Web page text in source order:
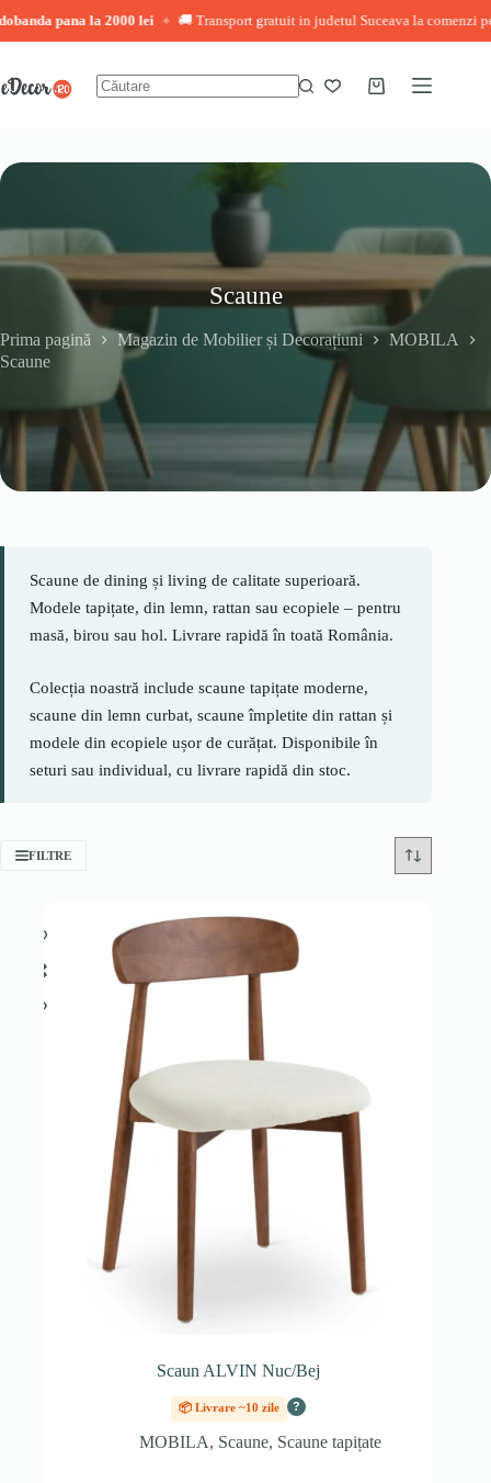
la 2000 lei ◆ 🚚 Transport gratuit in judetul Suceava la comenzi peste
conținut
Coș
Scaune
Prima pagină Magazin de Mobilier și Decorațiuni
MOBILA
Scaune
Scaune de dining și living de calitate superioară.
Modele tapițate, din lemn, rattan sau ecopiele – pentru
masă, birou sau hol. Livrare rapidă în toată România.
Colecția noastră include scaune tapițate moderne,
scaune din lemn curbat, scaune împletite din rattan și
modele din ecopiele ușor de curățat. Disponibile în
seturi sau individual, cu livrare rapidă din stoc.
FILTRE
Scaun ALVIN Nuc/Bej
📦 Livrare ~10 zile ?
MOBILA, Scaune, Scaune tapițate